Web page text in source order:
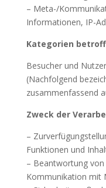
– Meta-/
Informationen, IP-
Kategorien
Besucher und
(Nachfolgend
zusammenfassend
Zweck der
–
Funktionen und
– Beantwortung
Kommunikation mit